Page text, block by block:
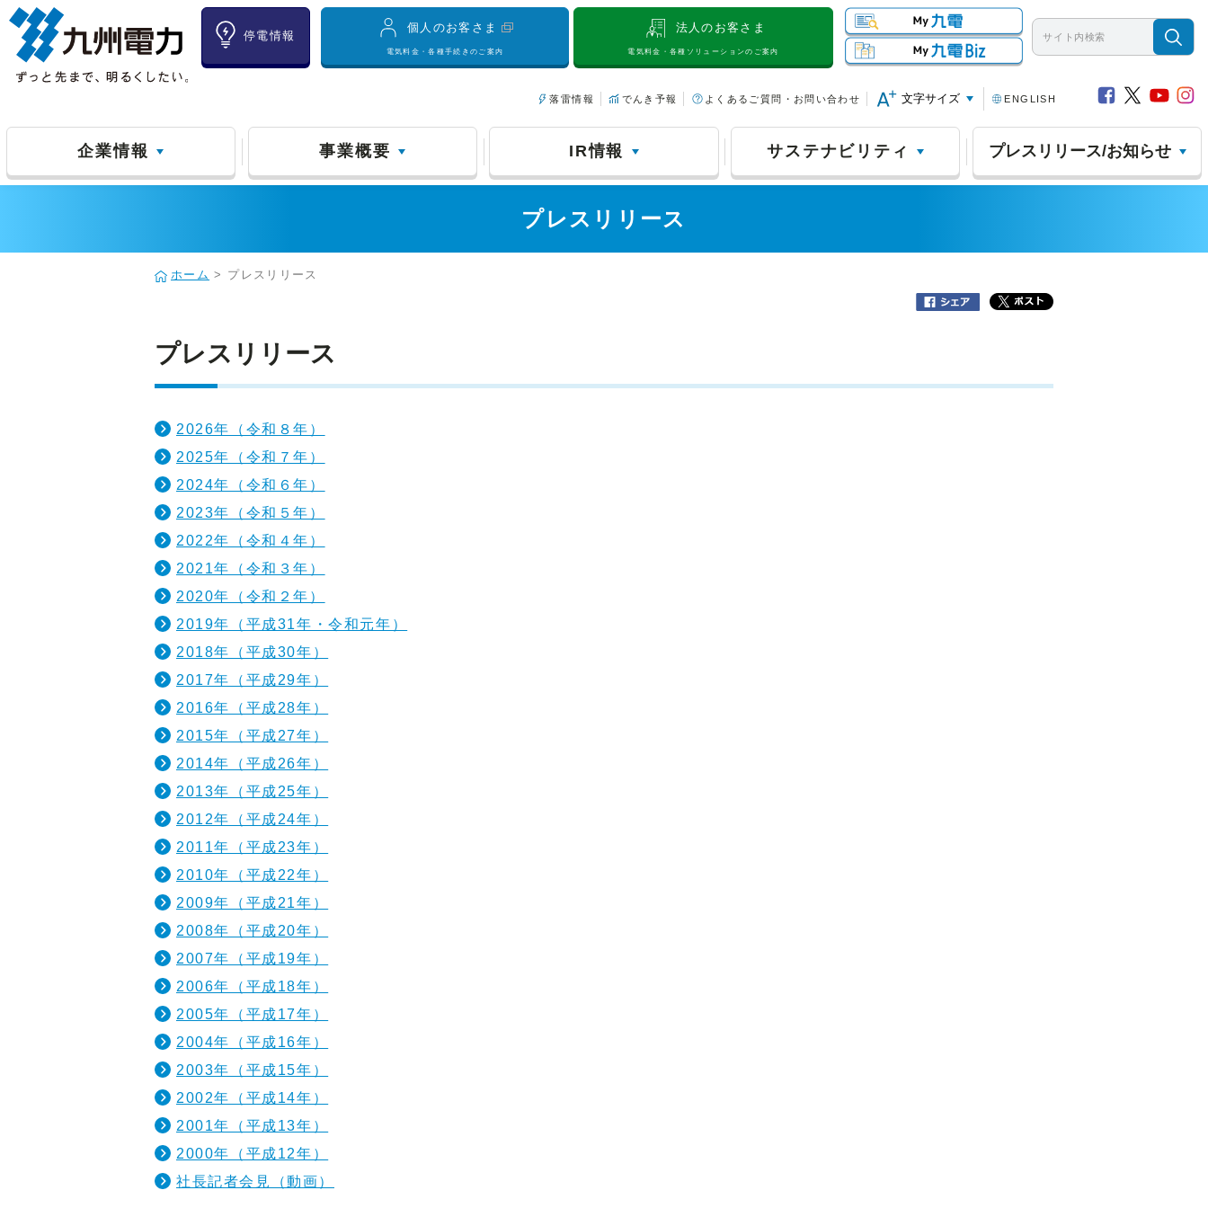
停電情報
個人のお客さま
電気料金・各種手続きのご案内
法人のお客さま
電気料金・各種ソリューションのご案内
落雷情報 でんき予報 よくあるご質問・お問い合わせ 文字サイズ ENGLISH
企業情報 事業概要 IR情報 サステナビリティ プレスリリース/お知らせ
プレスリリース
ホーム > プレスリリース
プレスリリース
2026年（令和８年）
2025年（令和７年）
2024年（令和６年）
2023年（令和５年）
2022年（令和４年）
2021年（令和３年）
2020年（令和２年）
2019年（平成31年・令和元年）
2018年（平成30年）
2017年（平成29年）
2016年（平成28年）
2015年（平成27年）
2014年（平成26年）
2013年（平成25年）
2012年（平成24年）
2011年（平成23年）
2010年（平成22年）
2009年（平成21年）
2008年（平成20年）
2007年（平成19年）
2006年（平成18年）
2005年（平成17年）
2004年（平成16年）
2003年（平成15年）
2002年（平成14年）
2001年（平成13年）
2000年（平成12年）
社長記者会見（動画）